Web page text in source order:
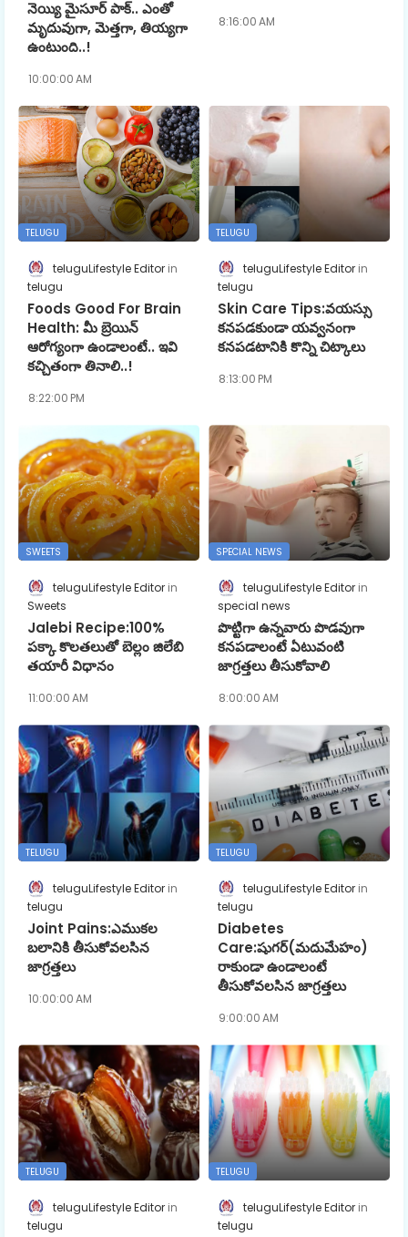
నెయ్యి మైసూర్ పాక్‌.. ఎంతో
మృదువుగా, మెత్త‌గా, తియ్య‌గా
ఉంటుంది..!
10:00:00 AM
8:16:00 AM
TELUGU
teluguLifestyle Editor
telugu
Foods Good For Brain
Health: మీ బ్రెయిన్‌
ఆరోగ్యంగా ఉండాలంటే.. ఇవి
కచ్చితంగా తినాలి..!
8:22:00 PM
TELUGU
teluguLifestyle Editor
telugu
Skin Care Tips:వయస్సు
కనపడకుండా యవ్వనంగా
కనపడటానికి కొన్ని చిట్కాలు
8:13:00 PM
SWEETS
teluguLifestyle Editor
Sweets
Jalebi Recipe:100%
పక్కా కొలతలుతో బెల్లం జిలేబి
తయారీ విధానం
11:00:00 AM
SPECIAL NEWS
teluguLifestyle Editor
special news
పొట్టిగా ఉన్నవారు పొడవుగా
కనపడాలంటే ఏటువంటి
జాగ్రత్తలు తీసుకోవాలి
8:00:00 AM
TELUGU
teluguLifestyle Editor
telugu
Joint Pains:ఎముకల
బలానికి తీసుకోవలసిన
జాగ్రత్తలు
10:00:00 AM
TELUGU
teluguLifestyle Editor
telugu
Diabetes
Care:షుగర్(మదుమేహం)
రాకుండా ఉండాలంటే
తీసుకోవలసిన జాగ్రత్తలు
9:00:00 AM
TELUGU
teluguLifestyle Editor
telugu
TELUGU
teluguLifestyle Editor
telugu